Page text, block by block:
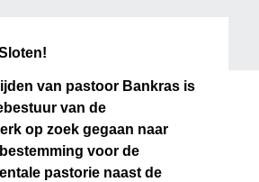
van pastoor Bankras is
van de
op zoek gegaan naar
voor de
pastorie naast de